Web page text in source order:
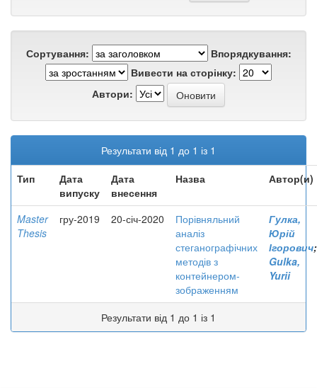
Сортування:
Впорядкування:
Вивести на сторінку:
Автори:
Результати від 1 до 1 із 1
Тип
Дата
випуску
Дата
внесення
Назва Автор(и)
Master
Thesis
гру-2019 20-січ-2020
Порівняльний
аналіз
стеганографічних
методів з
контейнером-
зображенням
Гулка,
Юрій
Ігорович;
Gulka,
Yurii
Результати від 1 до 1 із 1